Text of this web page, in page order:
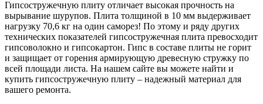
Гипсостружечную плиту отличает высокая прочность на
вырывание шурупов. Плита толщиной в 10 мм выдерживает
нагрузку 70,6 кг на один саморез! По этому и ряду других
технических показателей гипсостружечная плита превосходит
гипсоволокно и гипсокартон. Гипс в составе плиты не горит
и защищает от горения армирующую древесную стружку по
всей площади листа. На нашем сайте вы можете найти и
купить гипсостружечную плиту – надежный материал для
вашего ремонта.